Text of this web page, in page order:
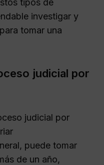
tipos de
investigar y
tomar una
judicial por
judicial por
puede tomar
de un año,